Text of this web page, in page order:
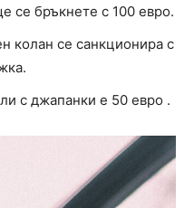
се бръкнете с 100 евро.
колан се санкционира с
с джапанки е 50 евро .